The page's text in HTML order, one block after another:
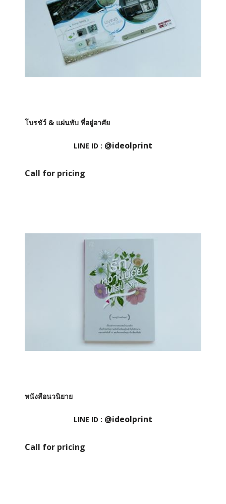
โบรชัว์ & แผ่นพับ ที่อยู่อาศัย
LINE ID : @ideolprint
Call for pricing
หนังสือนวนิยาย
LINE ID : @ideolprint
Call for pricing